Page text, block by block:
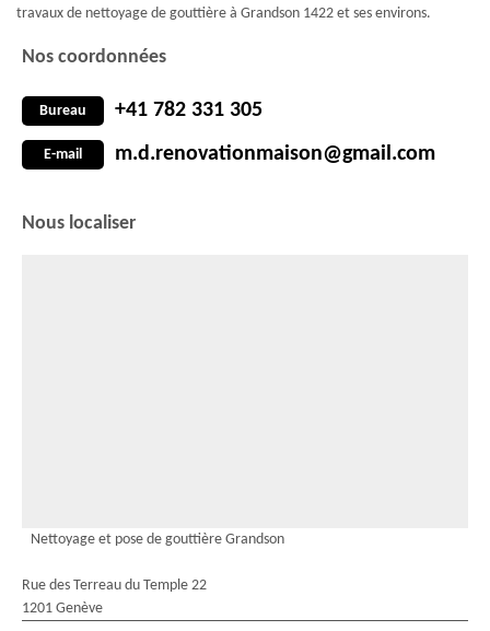
travaux de nettoyage de gouttière à Grandson 1422 et ses environs.
Nos coordonnées
Bureau +41 782 331 305
E-mail m.d.renovationmaison@gmail.com
Nous localiser
Nettoyage et pose de gouttière Grandson
Rue des Terreau du Temple 22
1201 Genève